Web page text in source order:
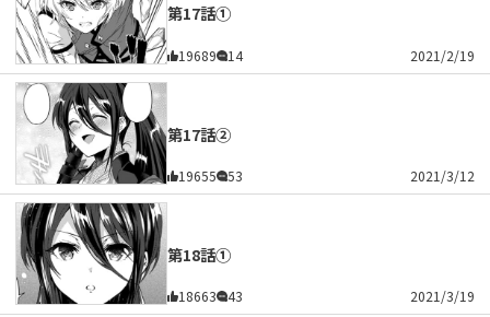
第17話①
19689 14 2021/2/19
第17話②
19655 53 2021/3/12
第18話①
18663 43 2021/3/19